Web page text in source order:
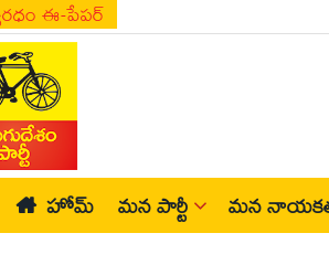
ఈ-పేపర్
హోమ్ మన పార్టీ మన